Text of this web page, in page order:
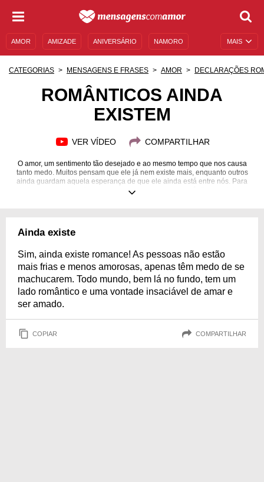
MAIS
AMOR AMIZADE ANIVERSÁRIO NAMORO
MENSAGENS DE ANIVERSÁRIO
CATEGORIAS MENSAGENS E FRASES AMOR DECLARAÇÕES
ROMÂNTICOS AINDA
EXISTEM
VER VÍDEO COMPARTILHAR
O amor, um sentimento tão desejado e ao mesmo tempo que nos causa
tanto medo. Muitos pensam que ele já nem existe mais, enquanto outros
ainda guardam aquela esperança de que ele ainda está entre nós. Para
todos os casos, inspire-se em nossas mensagens românticas e sinta o
Ainda existe
Sim, ainda existe romance! As pessoas não estão
mais frias e menos amorosas, apenas têm medo de se
machucarem. Todo mundo, bem lá no fundo, tem um
lado romântico e uma vontade insaciável de amar e
ser amado.
COPIAR COMPARTILHAR